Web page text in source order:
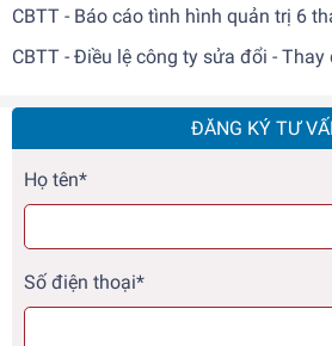
ĐĂNG KÝ TƯ
Họ tên*
Số điện thoại*
CBTT - Báo cáo tình hình quản trị 6
CBTT - Điều lệ công ty sửa đổi -